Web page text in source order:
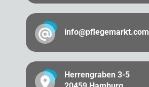
info@pflegemarkt.com
Herrengraben 3-5